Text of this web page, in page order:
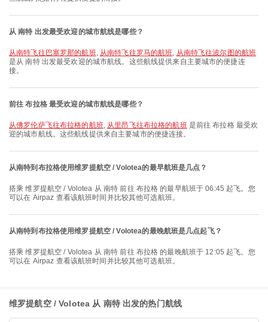
从 南特 出发最受欢迎的城市航线是哪些？
从南特飞往巴塞罗那的航班, 从南特飞往罗马的航班, 从南特飞往波尔图的航班
是从 南特 出发最受欢迎的城市航线。这些航线提供来自主要城市的便捷连
接。
前往 布拉格 最受欢迎的城市航线是哪些？
从佛罗伦萨飞往布拉格的航班, 从里昂飞往布拉格的航班是前往 布拉格 最受欢
迎的城市航线。这些航线提供来自主要城市的便捷连接。
从南特到布拉格使用维罗提航空 / Volotea的最早航班是几点？
搭乘 维罗提航空 / Volotea 从 南特 前往 布拉格 的最早航班于 06:45 起飞。您
可以在 Airpaz 查看该航班时间并比较其他可选航班。
从南特到布拉格使用维罗提航空 / Volotea的最晚航班是几点起飞？
搭乘 维罗提航空 / Volotea 从 南特 前往 布拉格 的最晚航班于 12:05 起飞。您
可以在 Airpaz 查看该航班时间并比较其他可选航班。
维罗提航空 / Volotea 从 南特 出发的热门航线